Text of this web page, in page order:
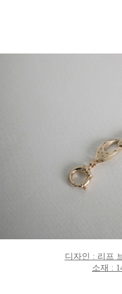
디자인 : 리프
소재 :